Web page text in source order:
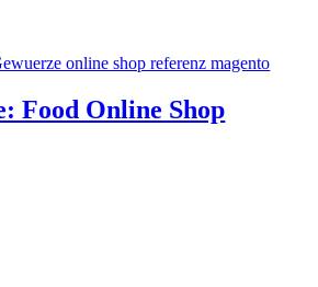
Food Online Shop